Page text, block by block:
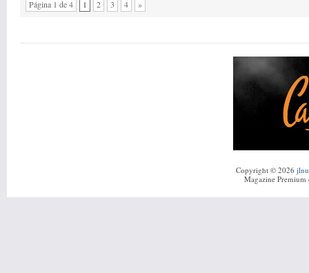
Página 1 de 4 1 2 3 4 »
Copyright © 2026
Magazine Premium